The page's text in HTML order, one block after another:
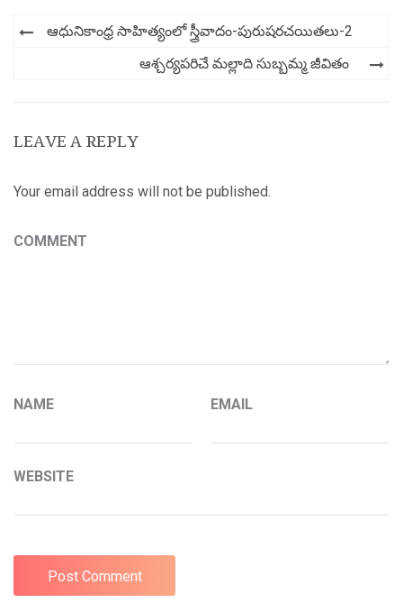
Postఆధునికాంధ్ర సాహిత్యంలో స్త్రీవాదం-పురుషరచయితలు-2
ఆశ్చర్యపరిచే మల్లాది సుబ్బమ్మ జీవితం
LEAVE A REPLY
Your email address will not be published.
COMMENT
NAME EMAIL
WEBSITE